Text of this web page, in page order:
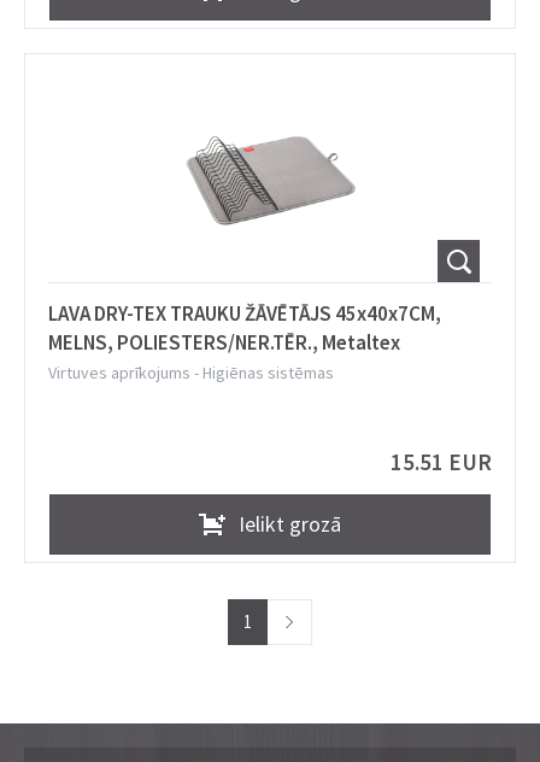
LAVA DRY-TEX TRAUKU ŽĀVĒTĀJS 45x40x7CM,
MELNS, POLIESTERS/NER.TĒR., Metaltex
Virtuves aprīkojums - Higiēnas sistēmas
15.51 EUR
Ielikt grozā
1